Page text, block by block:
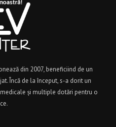
din 2007, beneficiind de un
Încă de la început, s-a dorit un
şi multiple dotări pentru o